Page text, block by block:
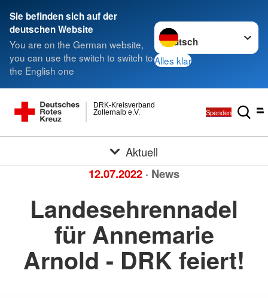
Sie befinden sich auf der
deutschen Website
You are on the German website,
you can use the switch to switch to
the English one
Sprache wechseln zu
Alles klar
Zollernalb e.V.
DRK-Kreisverband
Spenden
Aktuell
12.07.2022 · News
Landesehrennadel
für Annemarie
Arnold - DRK feiert!